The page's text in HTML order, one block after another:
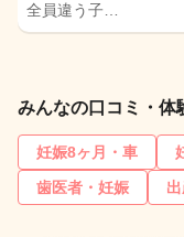
全員違う子…
みんなの口コミ・体
妊娠8ヶ月・車
歯医者・妊娠